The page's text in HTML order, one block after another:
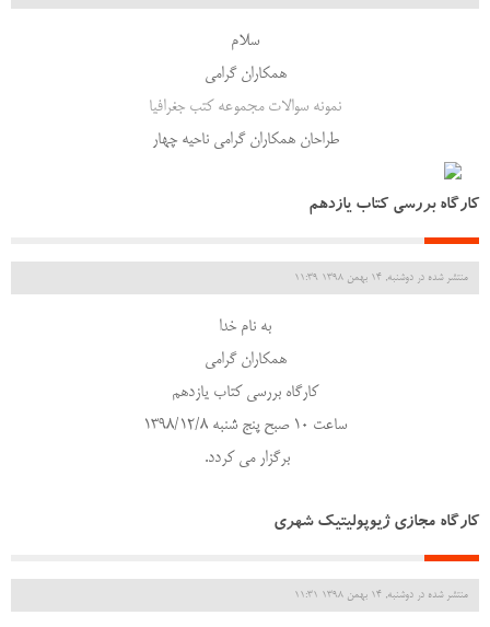
سلام
همکاران گرامی
نمونه سوالات مجموعه کتب جغرافیا
طراحان همکاران گرامی ناحیه چهار
کارگاه بررسی کتاب یازدهم
منتشر شده در دوشنبه, 14 بهمن 1398 11:39
به نام خدا
همکاران گرامی
کارگاه بررسی کتاب یازدهم
ساعت 10 صبح پنج شنبه 1398/12/8
برگزار می کردد.
کارگاه مجازی ژیوپولیتیک شهری
منتشر شده در دوشنبه, 14 بهمن 1398 11:31